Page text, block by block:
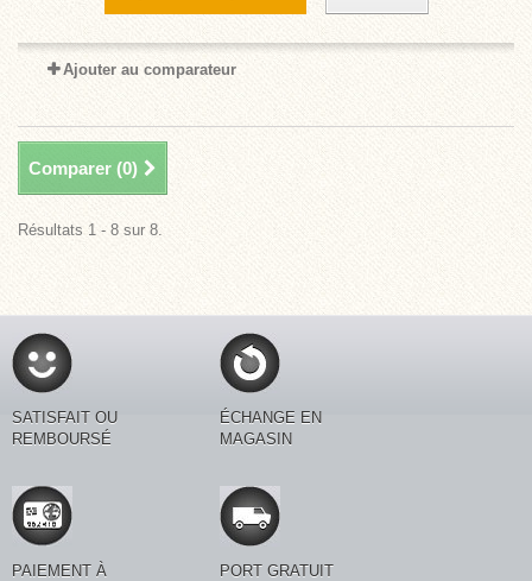
Ajouter au comparateur
Comparer (0)
Résultats 1 - 8 sur 8.
SATISFAIT OU
REMBOURSÉ
ÉCHANGE EN
MAGASIN
PAIEMENT À
PORT GRATUIT